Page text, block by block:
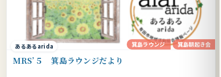
あるあるarida
MRS’５ 箕島ラウンジだより
箕島ラウンジ 箕島朝起き会